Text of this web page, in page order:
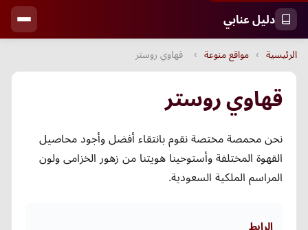
دليل عنابي
الرئيسية › مواقع منوعة › قهاوي روستر
قهاوي روستر
نحن محمصة مختصة نقوم بانتقاء أفضل وأجود محاصيل
القهوة المختلفة وأستوحينا هويتنا من زهور الخزامى ولون
المراسم الملكية السعودية.
الرابط